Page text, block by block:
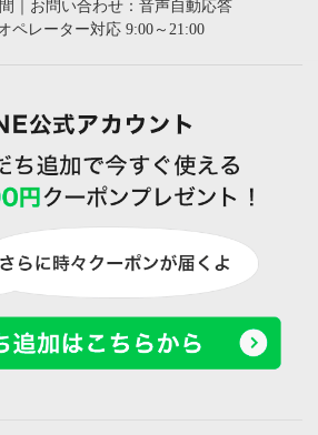
｜お問い合わせ：音声自動応答
ペレーター対応 9:00～21:00